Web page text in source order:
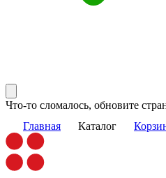
Что-то сломалось, обновите
Главная Каталог